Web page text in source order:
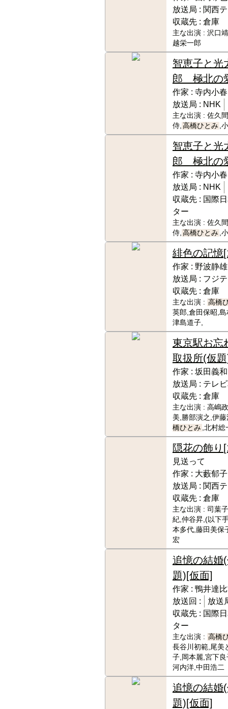
放送局 : 関西
収蔵先 : 倉庫
主な出演 : 沢口
越栄一郎
智恵子と光
郎 極北の
作家 : 寺内小春
放送局 : NHK
主な出演 : 佐久
侍, 高橋ひとみ ,
智恵子と光
郎 極北の
作家 : 寺内小春
放送局 : NHK
収蔵先 : 国際
ター
主な出演 : 佐久
侍, 高橋ひとみ ,
緋色の記憶
作家 : 野波静雄
放送局 : フジ
収蔵先 : 倉庫
主な出演 : 高橋
英郎,倉田保昭,
津島道子,
東京駅お忘
取扱所(仮
作家 : 坂田義和
放送局 : テレ
収蔵先 : 倉庫
主な出演 : 高嶋
美,勝部演之,伊
橋ひとみ ,北村総
隠花の飾り
見送って
作家 : 大藪郁子
放送局 : 関西
収蔵先 : 倉庫
主な出演 : 司葉
紀,仲谷昇,(以下
本多代,藤田美保
宏
追憶の結婚
題)[仮面]
作家 : 鴨井達
放送回 :
放送
収蔵先 : 国際
ター
主な出演 : 高橋
長谷川初範,尾美
子,岡本麗,宮下
河内洋,中田浩二
追憶の結婚
題)[仮面]